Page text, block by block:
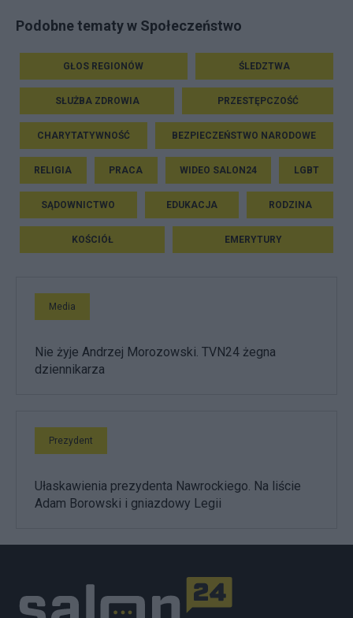
Podobne tematy w Społeczeństwo
GŁOS REGIONÓW ŚLEDZTWA
SŁUŻBA ZDROWIA PRZESTĘPCZOŚĆ
CHARYTATYWNOŚĆ BEZPIECZEŃSTWO NARODOWE
RELIGIA PRACA WIDEO SALON24 LGBT
SĄDOWNICTWO EDUKACJA RODZINA
KOŚCIÓŁ EMERYTURY
Media
Nie żyje Andrzej Morozowski. TVN24 żegna
dziennikarza
Prezydent
Ułaskawienia prezydenta Nawrockiego. Na liście
Adam Borowski i gniazdowy Legii